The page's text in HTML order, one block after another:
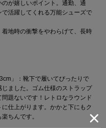
が嬉しいポイント。通勤、通
活躍してくれる万能シューズで
地時の衝撃をやわらげて、長時
」：靴下で履いてぴったりで
ました。ゴム仕様のストラップ
題ないです！レトロなラウンド
仕上がります。かかと下にもク
ちんです。